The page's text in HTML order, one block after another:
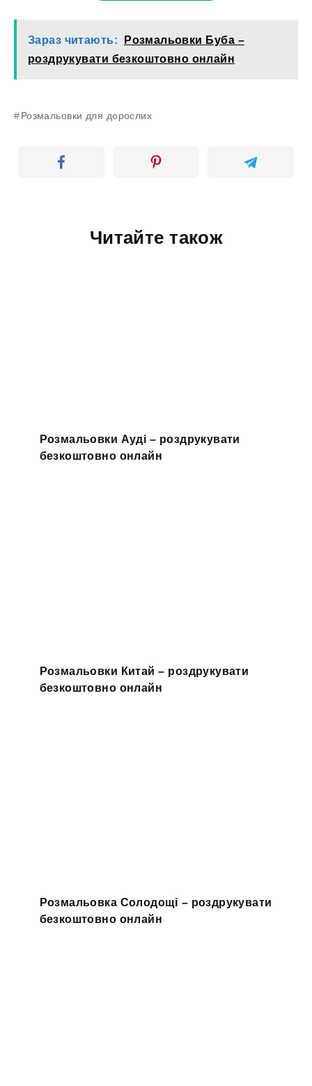
Зараз читають:
Розмальовки Буба –
роздрукувати безкоштовно онлайн
Розмальовки для дорослих
Читайте також
Розмальовки Ауді – роздрукувати
безкоштовно онлайн
Розмальовки Китай – роздрукувати
безкоштовно онлайн
Розмальовка Солодощі – роздрукувати
безкоштовно онлайн